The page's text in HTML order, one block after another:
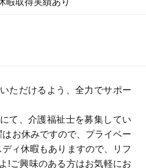
ただけるよう、全力でサポー
て、介護福祉士を募集してい
お休みですので、プライベー
ィ休暇もありますので、リフ
!ご興味のある方はお気軽にお